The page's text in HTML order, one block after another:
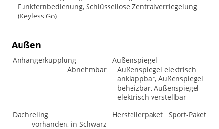
Funkfernbedienung, Schlüssellose Zentralverriegelung
(Keyless Go)
Außen
Anhängerkupplung
Abnehmbar
Außenspiegel
Außenspiegel elektrisch
anklappbar, Außenspiegel
beheizbar, Außenspiegel
elektrisch verstellbar
Dachreling
vorhanden, in Schwarz
Herstellerpaket Sport-Paket